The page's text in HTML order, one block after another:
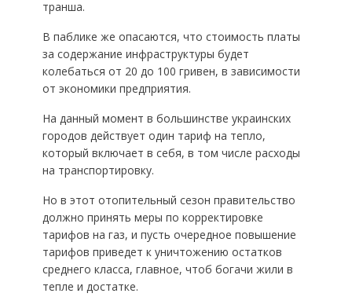
транша.
В паблике же опасаются, что стоимость платы
за содержание инфраструктуры будет
колебаться от 20 до 100 гривен, в зависимости
от экономики предприятия.
На данный момент в большинстве украинских
городов действует один тариф на тепло,
который включает в себя, в том числе расходы
на транспортировку.
Но в этот отопительный сезон правительство
должно принять меры по корректировке
тарифов на газ, и пусть очередное повышение
тарифов приведет к уничтожению остатков
среднего класса, главное, чтоб богачи жили в
тепле и достатке.